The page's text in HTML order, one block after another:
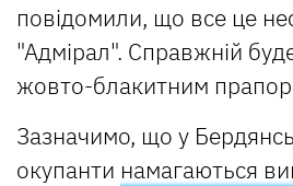
повідомили, що все це
"Адмірал". Справжній
жовто-блакитним
Зазначимо, що у
окупанти намагаються